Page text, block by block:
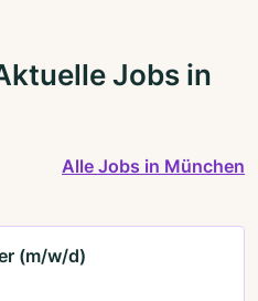
Jobs in
Alle Jobs in München
(m/w/d)